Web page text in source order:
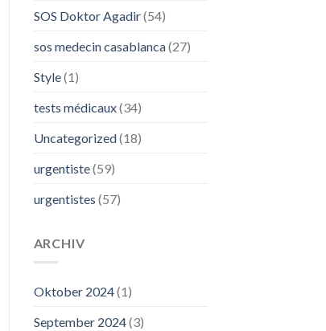
SOS Doktor Agadir(54)
sos medecin casablanca(27)
Style(1)
tests médicaux(34)
Uncategorized(18)
urgentiste(59)
urgentistes (57)
ARCHIV
Oktober 2024(1)
September 2024(3)